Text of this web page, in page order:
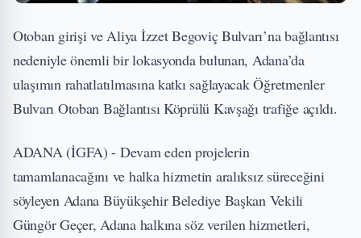
Otoban girişi ve Aliya İzzet Begoviç Bulvarı’na bağlantısı
nedeniyle önemli bir lokasyonda bulunan, Adana’da
ulaşımın rahatlatılmasına katkı sağlayacak Öğretmenler
Bulvarı Otoban Bağlantısı Köprülü Kavşağı trafiğe açıldı.
ADANA (İGFA) - Devam eden projelerin
tamamlanacağını ve halka hizmetin aralıksız süreceğini
söyleyen Adana Büyükşehir Belediye Başkan Vekili
Güngör Geçer, Adana halkına söz verilen hizmetleri,